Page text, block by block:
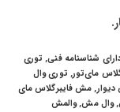
شناسنامه فنی, توری
مای‌تور, توری وال
, مش فایبرگلاس مای‌
,وال مش,والمش